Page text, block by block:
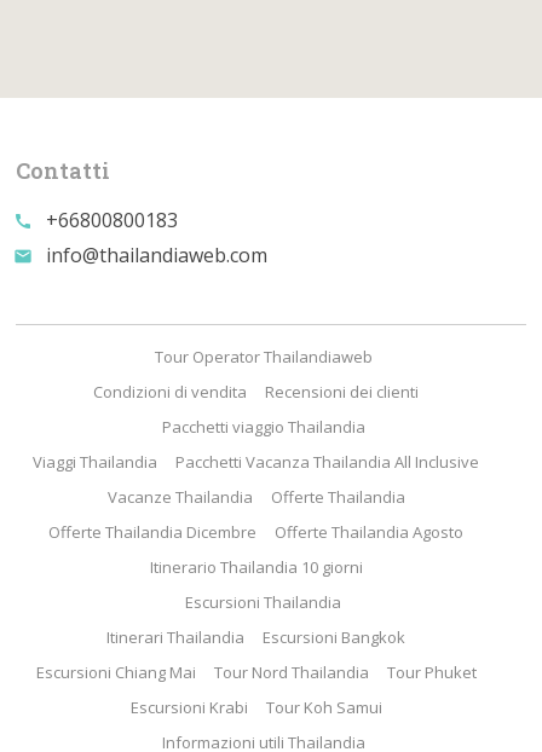
Contatti
call +66800800183
email info@thailandiaweb.com
Tour Operator Thailandiaweb
Condizioni di vendita
Recensioni dei clienti
Pacchetti viaggio Thailandia
Viaggi Thailandia
Pacchetti Vacanza Thailandia All Inclusive
Vacanze Thailandia
Offerte Thailandia
Offerte Thailandia Dicembre
Offerte Thailandia Agosto
Itinerario Thailandia 10 giorni
Escursioni Thailandia
Itinerari Thailandia
Escursioni Bangkok
Escursioni Chiang Mai
Tour Nord Thailandia
Tour Phuket
Escursioni Krabi
Tour Koh Samui
Informazioni utili Thailandia